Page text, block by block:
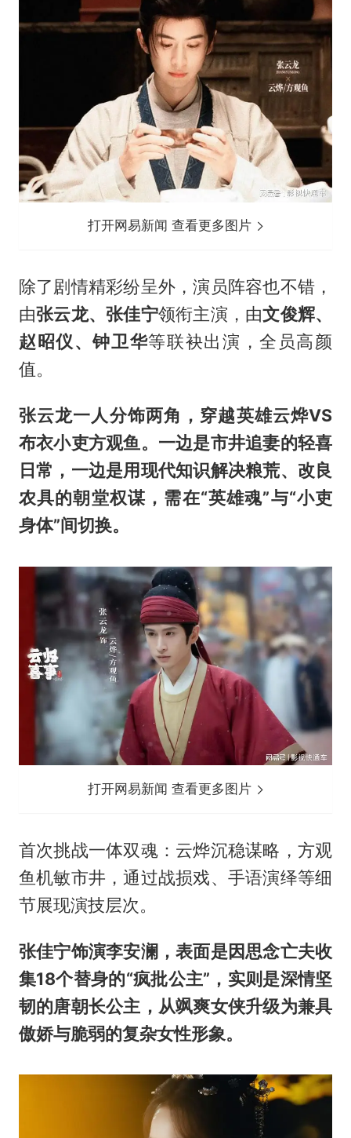
打开网易新闻 查看更多图片
除了剧情精彩纷呈外，演员阵容也不错，
由张云龙、张佳宁领衔主演，由文俊辉、
赵昭仪、钟卫华等联袂出演，全员高颜
值。
张云龙一人分饰两角，穿越英雄云烨VS
布衣小吏方观鱼。一边是市井追妻的轻喜
日常，一边是用现代知识解决粮荒、改良
农具的朝堂权谋，需在“英雄魂”与“小吏
身体”间切换。
打开网易新闻 查看更多图片
首次挑战一体双魂：云烨沉稳谋略，方观
鱼机敏市井，通过战损戏、手语演绎等细
节展现演技层次。
张佳宁饰演李安澜，表面是因思念亡夫收
集18个替身的“疯批公主”，实则是深情坚
韧的唐朝长公主，从飒爽女侠升级为兼具
傲娇与脆弱的复杂女性形象。